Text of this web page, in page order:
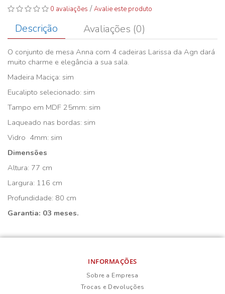
0 avaliações /Avalie este produto
Descrição Avaliações (0)
O conjunto de mesa Anna com 4 cadeiras Larissa da Agn dará
muito charme e elegância a sua sala.
Madeira Maciça: sim
Eucalipto selecionado: sim
Tampo em MDF 25mm: sim
Laqueado nas bordas: sim
Vidro 4mm: sim
Dimensões
Altura: 77 cm
Largura: 116 cm
Profundidade: 80 cm
Garantia: 03 meses.
INFORMAÇÕES
Sobre a Empresa
Trocas e Devoluções